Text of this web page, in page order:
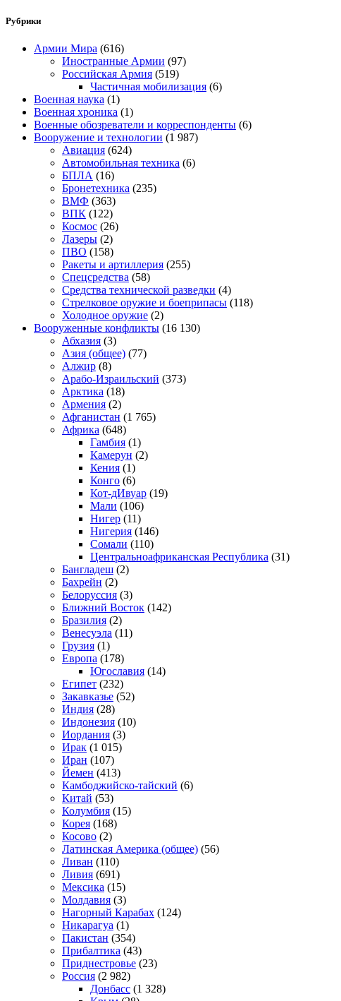
Рубрики
Армии Мира (616)
Иностранные Армии (97)
Российская Армия (519)
Частичная мобилизация (6)
Военная наука (1)
Военная хроника (1)
Военные обозреватели и корреспонденты (6)
Вооружение и технологии (1 987)
Авиация (624)
Автомобильная техника (6)
БПЛА (16)
Бронетехника (235)
ВМФ (363)
ВПК (122)
Космос (26)
Лазеры (2)
ПВО (158)
Ракеты и артиллерия (255)
Спецсредства (58)
Средства технической разведки (4)
Стрелковое оружие и боеприпасы (118)
Холодное оружие (2)
Вооруженные конфликты (16 130)
Абхазия (3)
Азия (общее) (77)
Алжир (8)
Арабо-Израильский (373)
Арктика (18)
Армения (2)
Афганистан (1 765)
Африка (648)
Гамбия (1)
Камерун (2)
Кения (1)
Конго (6)
Кот-дИвуар (19)
Мали (106)
Нигер (11)
Нигерия (146)
Сомали (110)
Центральноафриканская Республика (31)
Бангладеш (2)
Бахрейн (2)
Белоруссия (3)
Ближний Восток (142)
Бразилия (2)
Венесуэла (11)
Грузия (1)
Европа (178)
Югославия (14)
Египет (232)
Закавказье (52)
Индия (28)
Индонезия (10)
Иордания (3)
Ирак (1 015)
Иран (107)
Йемен (413)
Камбоджийско-тайский (6)
Китай (53)
Колумбия (15)
Корея (168)
Косово (2)
Латинская Америка (общее) (56)
Ливан (110)
Ливия (691)
Мексика (15)
Молдавия (3)
Нагорный Карабах (124)
Никарагуа (1)
Пакистан (354)
Прибалтика (43)
Приднестровье (23)
Россия (2 982)
Донбасс (1 328)